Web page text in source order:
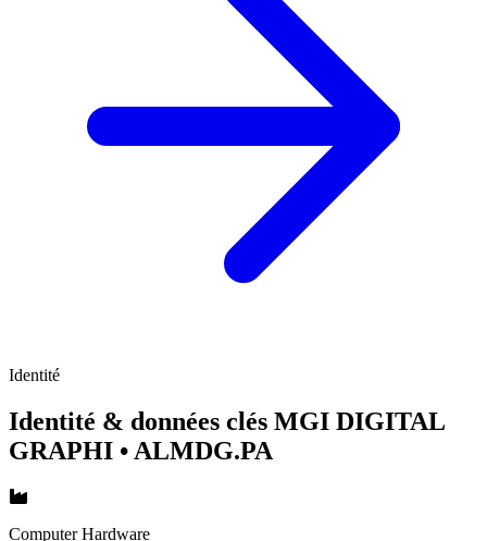
Identité
Identité & données clés MGI DIGITAL
GRAPHI • ALMDG.PA
Computer Hardware